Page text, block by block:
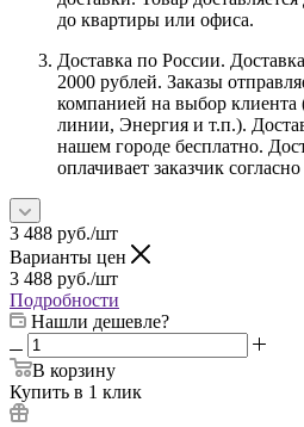
до квартиры или офиса.
Доставка по России.
2000 рублей. Заказы
компанией на выбор
линии, Энергия и т.п.).
нашем городе бесплатно.
оплачивает заказчик
3 488 руб./шт
Варианты цен
3 488 руб./шт
Подробности
Нашли дешевле?
В корзину
Купить в 1 клик